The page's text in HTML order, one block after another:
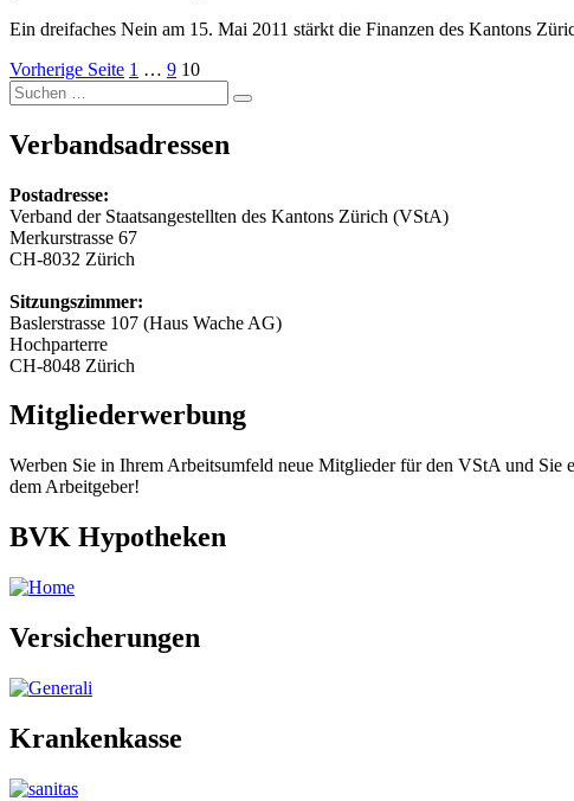
Ein dreifaches Nein am 15. Mai 2011 stärkt die Finanzen des Kantons
Vorherige Seite Seite
1 … Seite
9 Seite
10
Suchen
nach:
Suchen
Verbandsadressen
Postadresse:
Verband der Staatsangestellten des Kantons Zürich (VStA)
Merkurstrasse 67
CH-8032 Zürich
Sitzungszimmer:
Baslerstrasse 107 (Haus Wache AG)
Hochparterre
CH-8048 Zürich
Mitgliederwerbung
Werben Sie in Ihrem Arbeitsumfeld neue Mitglieder für den VStA und Sie
dem Arbeitgeber!
BVK Hypotheken
Versicherungen
Krankenkasse